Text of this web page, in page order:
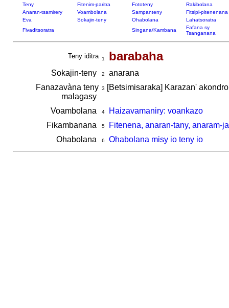
Teny Fitenim-paritra Fototeny
Rakibolana
Anaran-tsamirery
Voambolana Sampanteny
Fitsipi-pitenenana
Eva
Sokajin-teny Ohabolana
Lahatsoratra
Fivaditsoratra
Singana/Kambana
Fafana sy
Tsanganana
Teny iditra 1 barabaha
Sokajin-teny 2
anarana
Fanazavàna teny
malagasy
3 [Betsimisaraka] Karazan'
Voambolana 4
Haizavamaniry: voankazo
Fikambanana
5
Fitenena, anaran-tany, anaram-
Ohabolana
6 Ohabolana misy io teny io